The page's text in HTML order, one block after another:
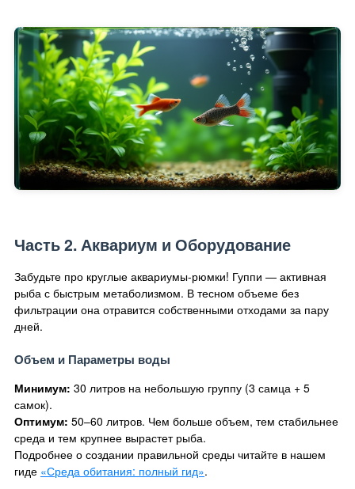
Часть 2. Аквариум и Оборудование
Забудьте про круглые аквариумы-рюмки! Гуппи — активная
рыба с быстрым метаболизмом. В тесном объеме без
фильтрации она отравится собственными отходами за пару
дней.
Объем и Параметры воды
Минимум: 30 литров на небольшую группу (3 самца + 5
самок).
Оптимум: 50–60 литров. Чем больше объем, тем стабильнее
среда и тем крупнее вырастет рыба.
Подробнее о создании правильной среды читайте в нашем
гиде «Среда обитания: полный гид».